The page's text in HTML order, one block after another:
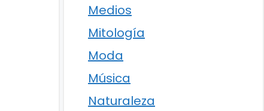
Medios
Mitología
Moda
Música
Naturaleza